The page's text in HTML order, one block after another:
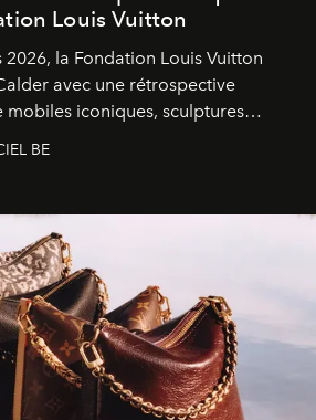
Louis Vuitton
la Fondation Louis Vuitton
avec une rétrospective
mobiles iconiques, sculptures
du mouvement, l'artiste
espaces imaginés par Frank Gehry
BE